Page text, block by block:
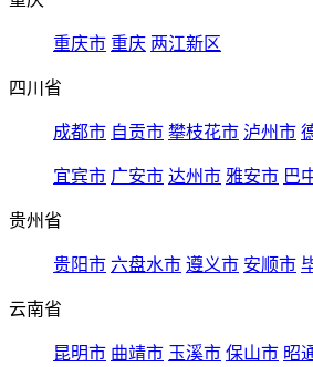
重庆市 重庆 两江新区
四川省
成都市 自贡市 攀枝花市 泸州市
宜宾市 广安市 达州市 雅安市 巴
贵州省
贵阳市 六盘水市 遵义市 安顺市
云南省
昆明市 曲靖市 玉溪市 保山市 昭